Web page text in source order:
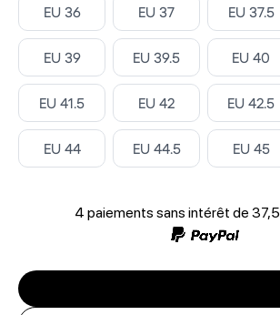
Select ‎
EU 36 Select ‎
EU 37 Select ‎
EU 37.5
Select ‎
EU 39 Select ‎
EU 39.5 Select ‎
EU 40
Select ‎
EU 41.5 Select ‎
EU 42 Select ‎
EU 42.5
Select ‎
EU 44 Select ‎
EU 44.5 Select ‎
EU 45
4 paiements sans intérêt de